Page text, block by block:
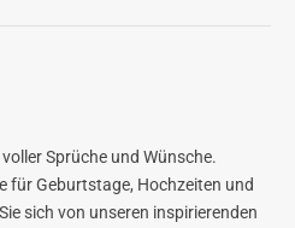
Sprüche und Wünsche.
für Geburtstage, Hochzeiten und
sich von unseren inspirierenden